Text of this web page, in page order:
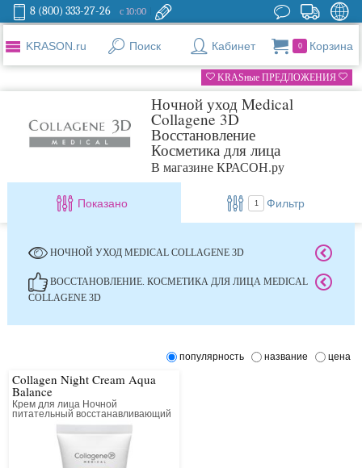
8 (800) 333-27-26 с 10:00
KRASON.ru Поиск Кабинет 0 Корзина
KRASные ПРЕДЛОЖЕНИЯ
Ночной уход Medical
Collagene 3D
Восстановление
Косметика для лица
В магазине КРАСОН.ру
Показано 1 Фильтр
НОЧНОЙ УХОД MEDICAL COLLAGENE 3D
ВОССТАНОВЛЕНИЕ. КОСМЕТИКА ДЛЯ ЛИЦА MEDICAL
COLLAGENE 3D
популярность название цена
Collagen Night Cream Aqua
Balance
Крем для лица Ночной
питательный восстанавливающий